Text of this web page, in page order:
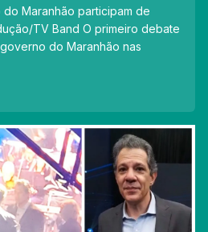
Maranhão participam de
TV Band O primeiro debate
do Maranhão nas